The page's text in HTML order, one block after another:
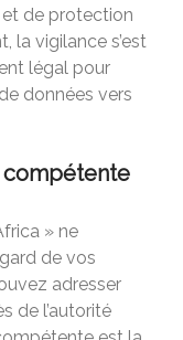
et de protection
la vigilance s’est
légal pour
données vers
compétente
» ne
de vos
adresser
de l’autorité